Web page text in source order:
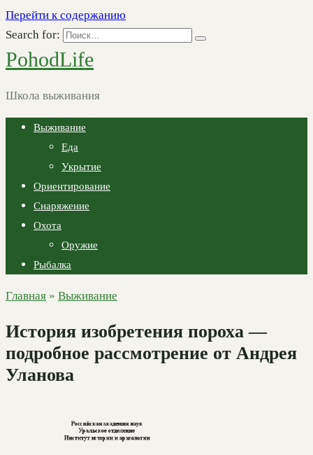
Перейти к содержанию
Search for:
PohodLife
Школа выживания
Выживание
Еда
Укрытие
Ориентирование
Снаряжение
Охота
Оружие
Рыбалка
Главная » Выживание
История изобретения пороха —
подробное рассмотрение от Андрея
Уланова